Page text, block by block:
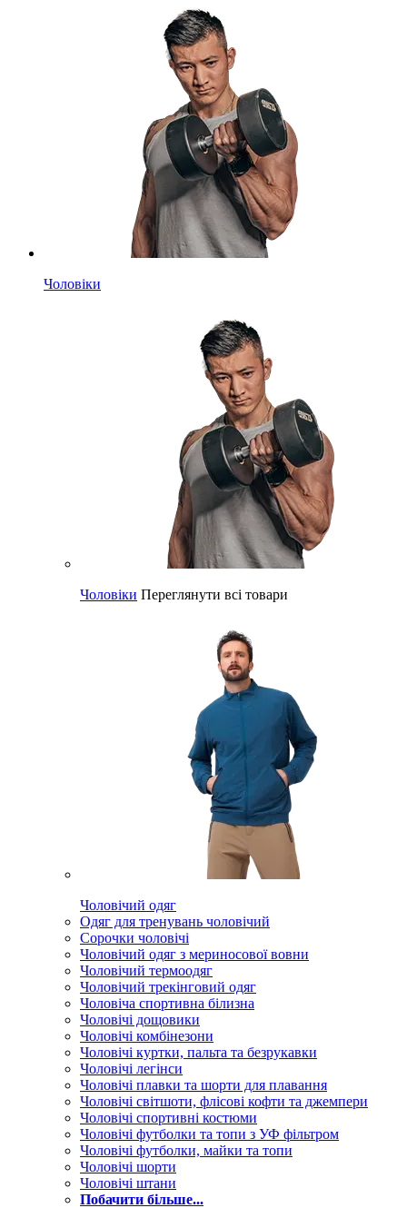
Чоловіки
Чоловіки Переглянути всі товари
Чоловічий одяг
Одяг для тренувань чоловічий
Сорочки чоловічі
Чоловічий одяг з мериносової вовни
Чоловічий термоодяг
Чоловічий трекінговий одяг
Чоловіча спортивна білизна
Чоловічі дощовики
Чоловічі комбінезони
Чоловічі куртки, пальта та безрукавки
Чоловічі легінси
Чоловічі плавки та шорти для плавання
Чоловічі світшоти, флісові кофти та джемпери
Чоловічі спортивні костюми
Чоловічі футболки та топи з УФ фільтром
Чоловічі футболки, майки та топи
Чоловічі шорти
Чоловічі штани
Побачити більше...